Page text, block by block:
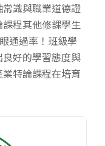
識與職業道德證
程其他修課學生
通過率！班級學
好的學習態度與
特論課程在培育